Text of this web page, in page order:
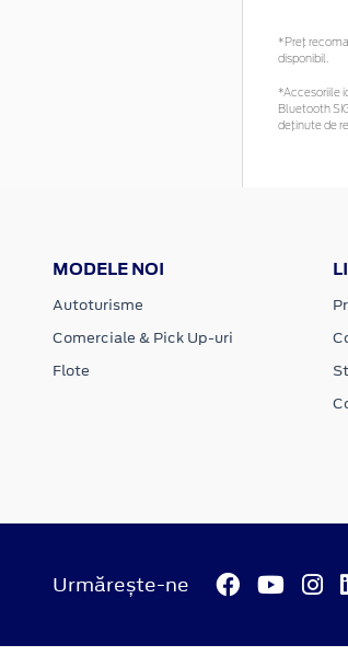
*Preţ
disponibil.
*Accesoriile
Bluetooth
deținute de
MODELE NOI
Autoturisme
Comerciale & Pick Up-uri
Flote
Urmărește-ne